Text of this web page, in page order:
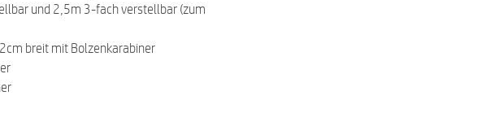
und 2,5m 3-fach verstellbar (zum
breit mit Bolzenkarabiner